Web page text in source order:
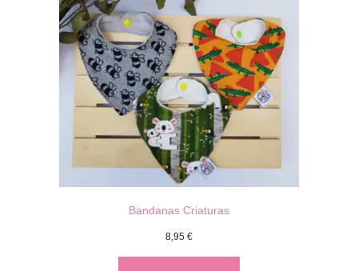
Bandanas Criaturas
8,95 €